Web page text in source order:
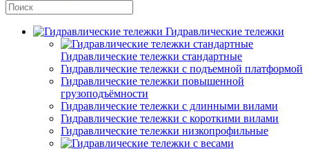
Гидравлические тележки
Гидравлические тележки стандартные
Гидравлические тележки с подъемной платформой
Гидравлические тележки повышенной
грузоподъёмности
Гидравлические тележки с длинными вилами
Гидравлические тележки с короткими вилами
Гидравлические тележки низкопрофильные